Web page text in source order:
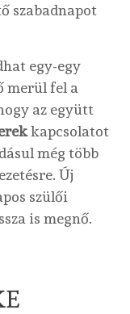
szabadnapot
egy-egy
merül fel a
az együtt
kapcsolatot
még több
Új
szülői
is megnő.